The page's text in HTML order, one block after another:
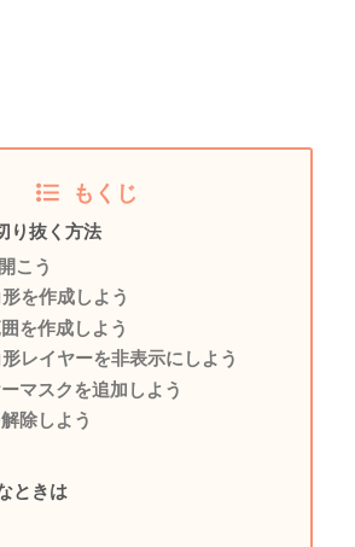
もくじ
り抜く方法
こう
を作成しよう
を作成しよう
レイヤーを非表示にしよう
マスクを追加しよう
除しよう
ときは